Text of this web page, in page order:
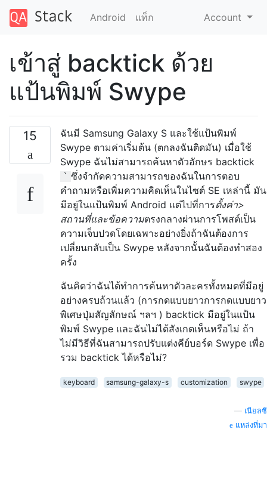
Android แท็ก Account
เข้าสู่ backtick ด้วย
แป้นพิมพ์ Swype
15
ฉันมี Samsung Galaxy S และใช้แป้นพิมพ์
Swype ตามค่าเริ่มต้น (ตกลงฉันติดมัน) เมื่อใช้
Swype ฉันไม่สามารถค้นหาตัวอักษร backtick
` ซึ่งจำกัดความสามารถของฉันในการตอบ
คำถามหรือเพิ่มความคิดเห็นในไซต์ SE เหล่านี้ มัน
มีอยู่ในแป้นพิมพ์ Android แต่ไปที่การตั้งค่า>
สถานที่และข้อความตรงกลางผ่านการโพสต์เป็น
ความเจ็บปวดโดยเฉพาะอย่างยิ่งถ้าฉันต้องการ
เปลี่ยนกลับเป็น Swype หลังจากนั้นฉันต้องทำสอง
ครั้ง
ฉันคิดว่าฉันได้ทำการค้นหาตัวละครทั้งหมดที่มีอยู่
อย่างครบถ้วนแล้ว (การกดแบบยาวการกดแบบยาว
พิเศษปุ่มสัญลักษณ์ ฯลฯ ) backtick มีอยู่ในแป้น
พิมพ์ Swype และฉันไม่ได้สังเกตเห็นหรือไม่ ถ้า
ไม่มีวิธีที่ฉันสามารถปรับแต่งคีย์บอร์ด Swype เพื่อ
รวม backtick ได้หรือไม่?
keyboard samsung-galaxy-s customization swype
เนียลซี
แหล่งที่มา